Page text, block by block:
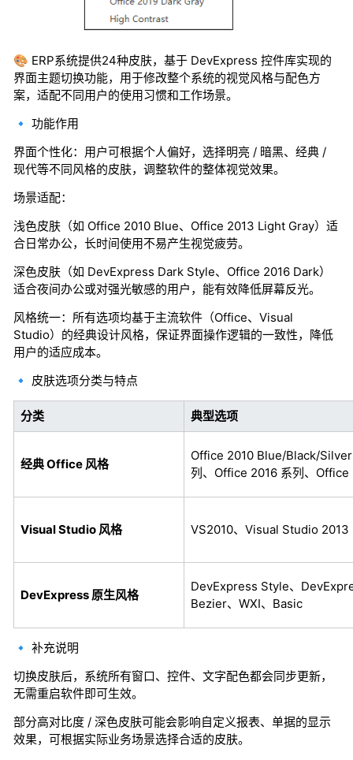
🎨 ERP系统提供24种皮肤，基于 DevExpress 控件库实现的
界面主题切换功能，用于修改整个系统的视觉风格与配色方
案，适配不同用户的使用习惯和工作场景。
🔹 功能作用
界面个性化：用户可根据个人偏好，选择明亮 / 暗黑、经典 /
现代等不同风格的皮肤，调整软件的整体视觉效果。
场景适配：
浅色皮肤（如 Office 2010 Blue、Office 2013 Light Gray）适
合日常办公，长时间使用不易产生视觉疲劳。
深色皮肤（如 DevExpress Dark Style、Office 2016 Dark）
适合夜间办公或对强光敏感的用户，能有效降低屏幕反光。
风格统一：所有选项均基于主流软件（Office、Visual
Studio）的经典设计风格，保证界面操作逻辑的一致性，降低
用户的适应成本。
🔹 皮肤选项分类与特点
分类 典型选项
经典 Office 风格
Office 2010 Blue/Black/
列、Office 2016 系列、
Visual Studio 风格 VS2010、Visual Studio
DevExpress 原生风格
DevExpress Style、
Bezier、WXI、Basic
🔹 补充说明
切换皮肤后，系统所有窗口、控件、文字配色都会同步更新，
无需重启软件即可生效。
部分高对比度 / 深色皮肤可能会影响自定义报表、单据的显示
效果，可根据实际业务场景选择合适的皮肤。